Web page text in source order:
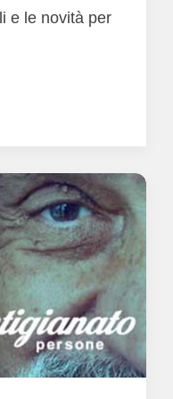
e le novità per